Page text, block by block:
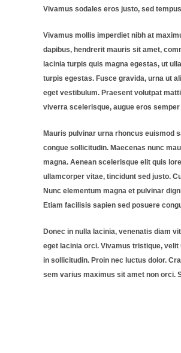
Vivamus sodales eros justo, sed
Vivamus mollis imperdiet nibh at
dapibus, hendrerit mauris sit amet,
lacinia turpis quis magna egestas, ut
turpis egestas. Fusce gravida, urna ut
eget vestibulum. Praesent volutpat
viverra scelerisque, augue eros
Mauris pulvinar urna rhoncus euismod
congue sollicitudin. Maecenas nunc
magna. Aenean scelerisque elit quis
ullamcorper vitae, tincidunt sed justo.
Nunc elementum magna et pulvinar
Etiam facilisis sapien sed posuere
Donec in nulla lacinia, venenatis diam
eget lacinia orci. Vivamus tristique,
in sollicitudin. Proin nec luctus dolor.
sem varius maximus sit amet non orci.